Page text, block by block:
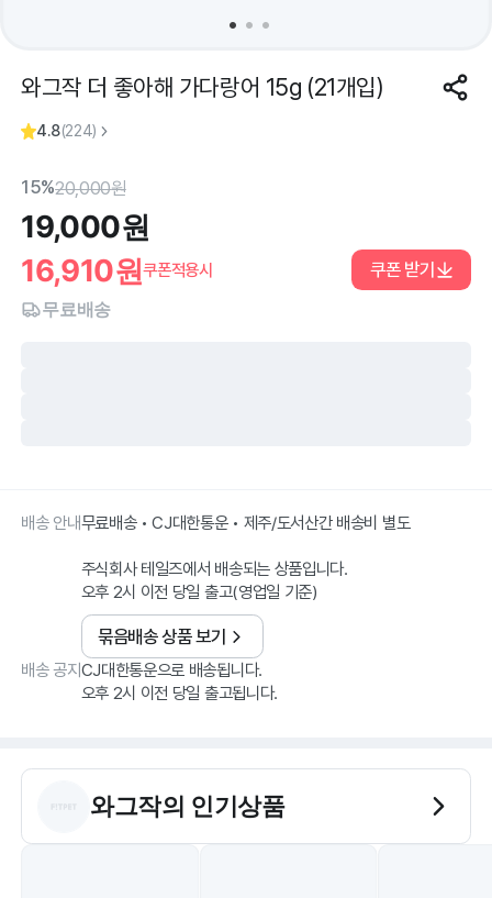
와그작 더 좋아해 가다랑어 15g (21개입)
4.8(224)
15%20,000원
19,000원
16,910원쿠폰적용시 쿠폰 받기
무료배송
배송 안내무료배송 • CJ대한통운 • 제주/도서산간 배송비 별도
주식회사 테일즈에서 배송되는 상품입니다.
오후 2시 이전 당일 출고(영업일 기준)
묶음배송 상품 보기
배송 공지CJ대한통운으로 배송됩니다.
오후 2시 이전 당일 출고됩니다.
와그작의 인기상품